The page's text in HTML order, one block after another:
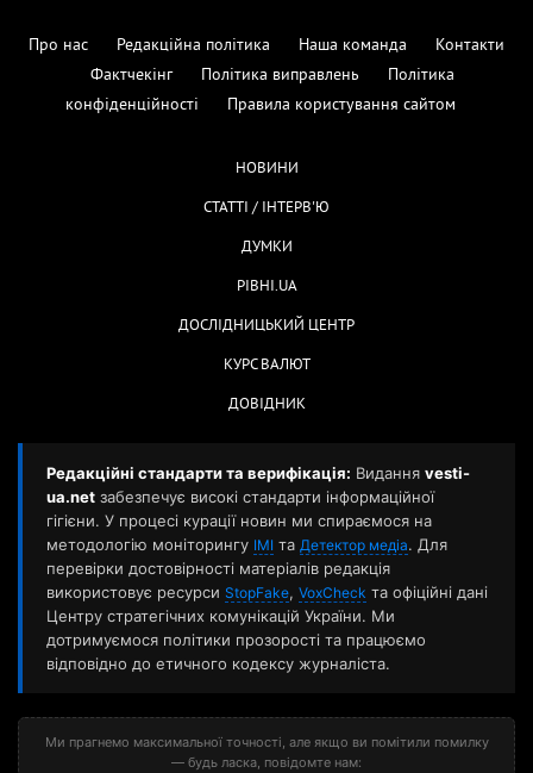
Про нас Редакційна політика Наша команда
Контакти
Фактчекінг
Політика виправлень
Політика
конфіденційності
Правила користування сайтом
НОВИНИ
СТАТТІ / ІНТЕРВ'Ю
ДУМКИ
РІВНІ.UA
ДОСЛІДНИЦЬКИЙ ЦЕНТР
КУРС ВАЛЮТ
ДОВІДНИК
Редакційні стандарти та верифікація: Видання vesti-
ua.net забезпечує високі стандарти інформаційної
гігієни. У процесі курації новин ми спираємося на
методологію моніторингу ІМІ та Детектор медіа. Для
перевірки достовірності матеріалів редакція
використовує ресурси StopFake, VoxCheck та офіційні дані
Центру стратегічних комунікацій України. Ми
дотримуємося політики прозорості та працюємо
відповідно до етичного кодексу журналіста.
Ми прагнемо максимальної точності, але якщо ви помітили помилку
— будь ласка, повідомте нам: